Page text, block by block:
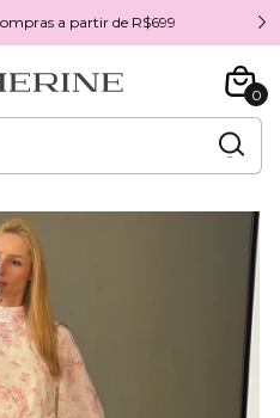
a partir de R$699
0